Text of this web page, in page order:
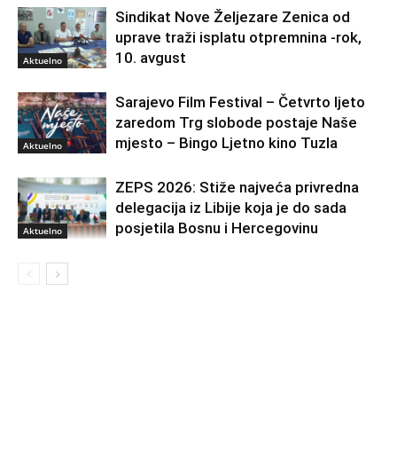
Aktuelno
Sindikat Nove Željezare Zenica od
uprave traži isplatu otpremnina -rok,
10. avgust
Aktuelno
Sarajevo Film Festival – Četvrto ljeto
zaredom Trg slobode postaje Naše
mjesto – Bingo Ljetno kino Tuzla
Aktuelno
ZEPS 2026: Stiže najveća privredna
delegacija iz Libije koja je do sada
posjetila Bosnu i Hercegovinu